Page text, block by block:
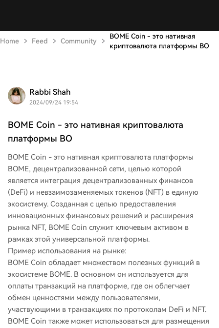
Home Feed Community
BOME Coin - это нативная
криптовалюта платформы BO
Rabbi Shah
2024/09/24 19:54
BOME Coin - это нативная криптовалюта
платформы BO
BOME Coin - это нативная криптовалюта платформы
BOME, децентрализованной сети, целью которой
является интеграция децентрализованных финансов
(DeFi) и невзаимозаменяемых токенов (NFT) в единую
экосистему. Созданная с целью предоставления
инновационных финансовых решений и расширения
рынка NFT, BOME Coin служит ключевым активом в
рамках этой универсальной платформы.
Пример использования на рынке:
BOME Coin обладает множеством полезных функций в
экосистеме BOME. В основном он используется для
оплаты транзакций на платформе, где он облегчает
обмен ценностями между пользователями,
участвующими в транзакциях по протоколам DeFi и NFT.
BOME Coin также может использоваться для размещения